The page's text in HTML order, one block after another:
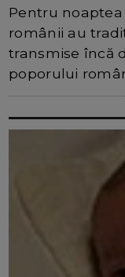
Pentru
românii au
transmise încă
poporului